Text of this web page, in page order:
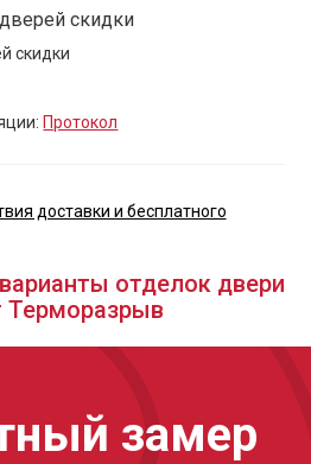
скидки
Протокол
доставки и бесплатного
отделок двери
Терморазрыв
замер